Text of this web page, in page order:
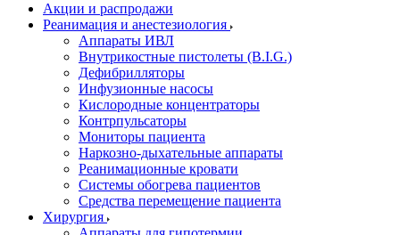
Акции и распродажи
Реанимация и анестезиология
Аппараты ИВЛ
Внутрикостные пистолеты (B.I.G.)
Дефибрилляторы
Инфузионные насосы
Кислородные концентраторы
Контрпульсаторы
Мониторы пациента
Наркозно-дыхательные аппараты
Реанимационные кровати
Системы обогрева пациентов
Средства перемещение пациента
Хирургия